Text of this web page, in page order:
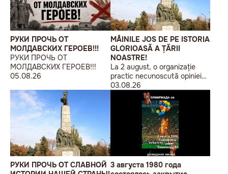
РУКИ ПРОЧЬ ОТ
МОЛДАВСКИХ ГЕРОЕВ!!!
РУКИ ПРОЧЬ ОТ
МОЛДАВСКИХ ГЕРОЕВ!!!
05.08.26
MÂINILE JOS DE PE ISTORIA
GLORIOASĂ A ȚĂRII
NOASTRE!
La 2 august, o organizație
practic necunoscută opiniei
publice, autointitulată „Liga
Studenților Basarabeni”, a
organizat la Chișinău o
acțiune de protest modestă,
sub sloganul „În Uniunea
Europeană fără monumente
sovietice”.
03.08.26
РУКИ ПРОЧЬ ОТ СЛАВНОЙ 3 августа 1980 года